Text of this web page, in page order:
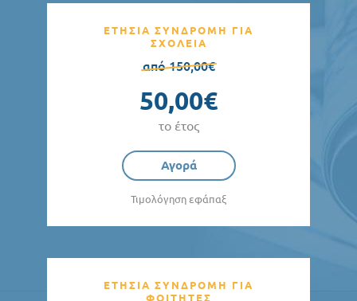
ΕΤΗΣΙΑ ΣΥΝΔΡΟΜΗ ΓΙΑ
ΣΧΟΛΕΙΑ
από 150,00€
50,00€
το έτος
Αγορά
Τιμολόγηση εφάπαξ
ΕΤΗΣΙΑ ΣΥΝΔΡΟΜΗ ΓΙΑ
ΦΟΙΤΗΤΕΣ